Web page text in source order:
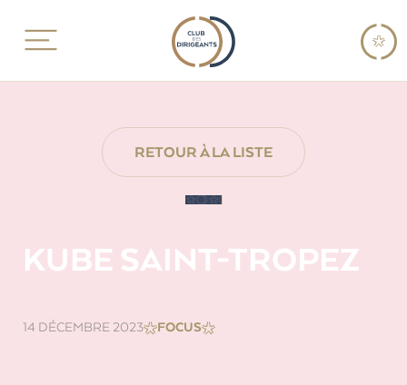
RETOUR À LA LISTE
KUBE SAINT-TROPEZ
14 DÉCEMBRE 2023 FOCUS